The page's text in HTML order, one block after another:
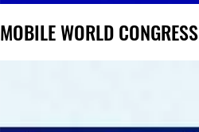
MOBILE WORLD CONGRESS